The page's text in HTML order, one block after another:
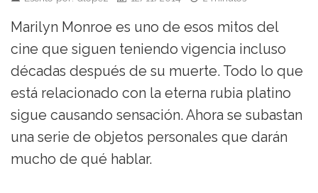
Marilyn Monroe es uno de esos mitos del
cine que siguen teniendo vigencia incluso
décadas después de su muerte. Todo lo que
está relacionado con la eterna rubia platino
sigue causando sensación. Ahora se subastan
una serie de objetos personales que darán
mucho de qué hablar.